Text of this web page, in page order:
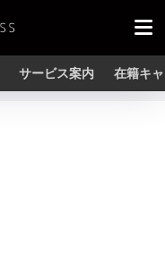
サービス案内 在籍キ